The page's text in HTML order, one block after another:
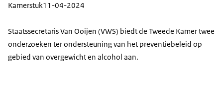
Kamerstuk11-04-2024
Staatssecretaris Van Ooijen (VWS) biedt de Tweede Kamer twee
onderzoeken ter ondersteuning van het preventiebeleid op
gebied van overgewicht en alcohol aan.